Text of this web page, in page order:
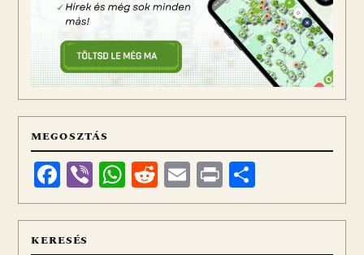
MEGOSZTÁS
Facebook
ViberWhatsApp
Reddit
Email
Print
meg
KERESÉS